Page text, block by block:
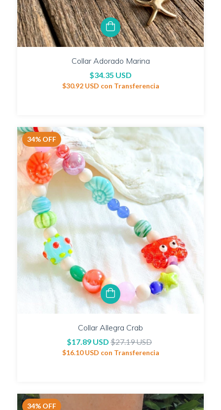
Collar Adorado Marina
$34.35 USD
$30.92 USD con Transferencia
34% OFF
Collar Allegra Crab
$17.89 USD $27.19 USD
$16.10 USD con Transferencia
34% OFF